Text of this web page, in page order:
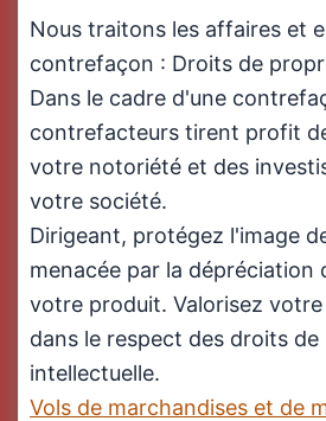
Nous traitons les affaires et
contrefaçon : Droits de
Dans le cadre d'une
contrefacteurs tirent profit
votre notoriété et des
votre société.
Dirigeant, protégez l'image
menacée par la dépréciation
votre produit. Valorisez
dans le respect des droits
intellectuelle.
Vols de marchandises et de